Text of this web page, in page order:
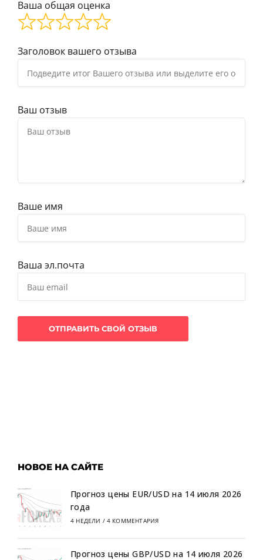
Ваша общая оценка
Заголовок вашего отзыва
Ваш отзыв
Ваше имя
Ваша эл.почта
НОВОЕ НА САЙТЕ
Прогноз цены EUR/USD на 14 июля 2026
года
4 НЕДЕЛИ / 4 КОММЕНТАРИЯ
Прогноз цены GBP/USD на 14 июля 2026